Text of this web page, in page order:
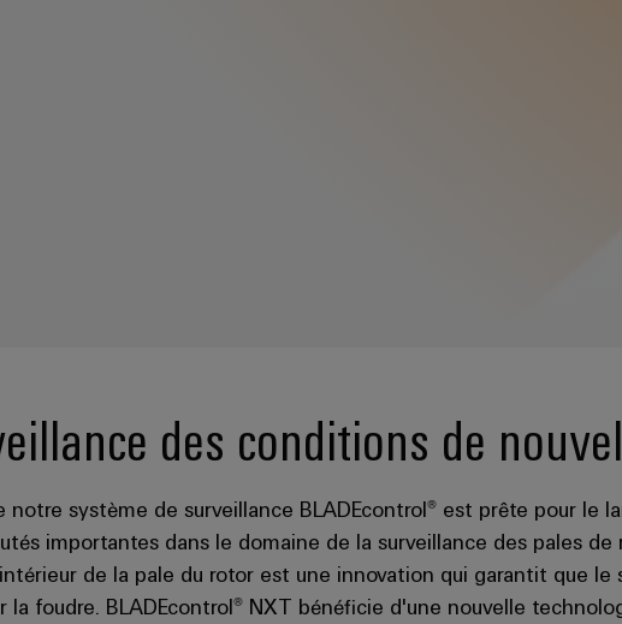
des conditions de
notre système de surveillance BLADEcontrol® est prête pour le
importantes dans le domaine de la surveillance des pales
de la pale du rotor est une innovation qui garantit que
la foudre. BLADEcontrol® NXT bénéficie d'une nouvelle